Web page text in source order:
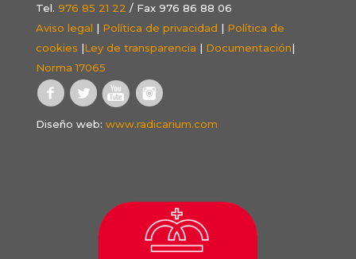
Tel. 976 85 21 22 / Fax 976 86 88 06
Aviso legal | Política de privacidad | Política de
cookies |Ley de transparencia | Documentación|
Norma 17065
Diseño web: www.radicarium.com